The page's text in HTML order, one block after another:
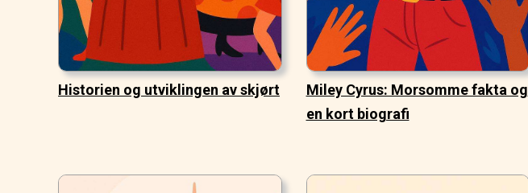
Historien og utviklingen av skjørt
Miley Cyrus: Morsomme fakta og
en kort biografi